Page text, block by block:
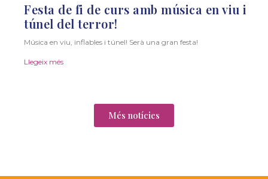
Festa de fi de curs amb música en viu i
túnel del terror!
Música en viu, inflables i túnel! Serà una gran festa!
Llegeix més
Més notícies